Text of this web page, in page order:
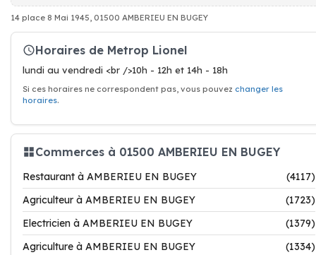
14 place 8 Mai 1945, 01500 AMBERIEU EN BUGEY
Horaires de Metrop Lionel
lundi au vendredi <br />10h - 12h et 14h - 18h
Si ces horaires ne correspondent pas, vous pouvez changer les
horaires.
Commerces à 01500 AMBERIEU EN BUGEY
Restaurant à AMBERIEU EN BUGEY
(4117)
Agriculteur à AMBERIEU EN BUGEY
(1723)
Electricien à AMBERIEU EN BUGEY
(1379)
Agriculture à AMBERIEU EN BUGEY
(1334)